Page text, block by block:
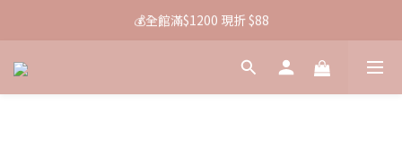
🚚 全館消費滿$880即免運
💰全館滿$1200 現折 $88
🚚 全館消費滿$880即免運